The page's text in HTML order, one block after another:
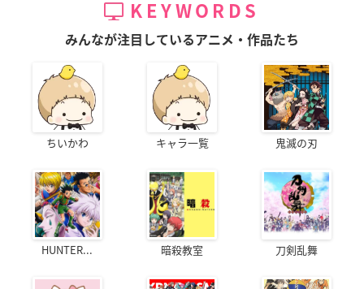
KEYWORDS
みんなが注目しているアニメ・作品たち
ちいかわ キャラ一覧 鬼滅の刃
HUNTER... 暗殺教室 刀剣乱舞